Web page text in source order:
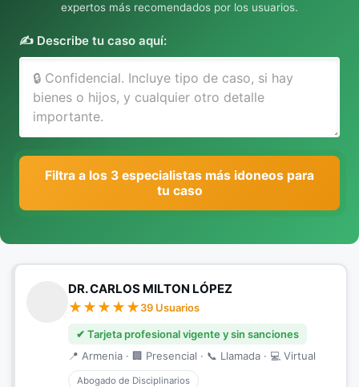
expertos más recomendados por los usuarios.
✍️ Describe tu caso aquí:
Filtra a los 3 especialistas más idoneos para
tu caso
DR. CARLOS MILTON LÓPEZ
39 Usuarios
✔ Tarjeta profesional vigente y sin sanciones
📍 Armenia · 🏢 Presencial · 📞 Llamada · 💻 Virtual
Abogado de Disciplinarios